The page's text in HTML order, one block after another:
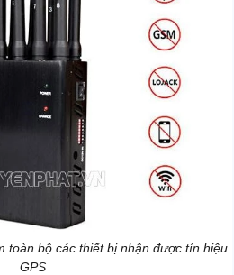
toàn bộ các thiết bị nhận được tín hiệu
GPS